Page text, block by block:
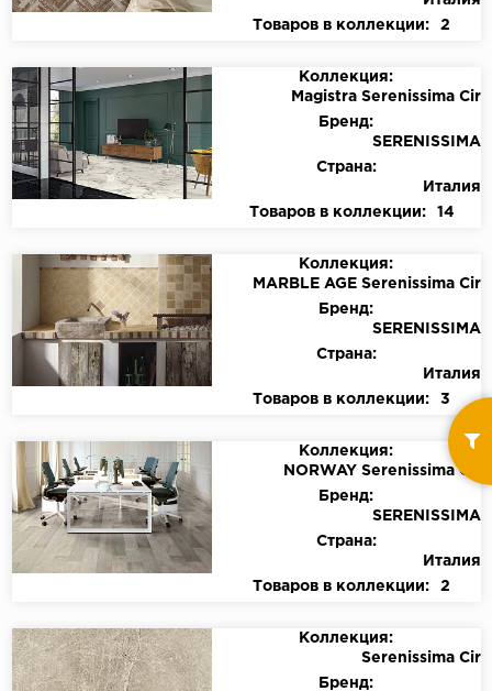
Товаров в коллекции:
2
Коллекция:
Magistra Serenissima Cir
Бренд:
SERENISSIMA
Страна:
Италия
Товаров в коллекции:
14
Коллекция:
MARBLE AGE Serenissima Cir
Бренд:
SERENISSIMA
Страна:
Италия
Товаров в коллекции:
3
Коллекция:
NORWAY Serenissima Cir
Бренд:
SERENISSIMA
Страна:
Италия
Товаров в коллекции:
2
Коллекция:
Serenissima Cir
Бренд: